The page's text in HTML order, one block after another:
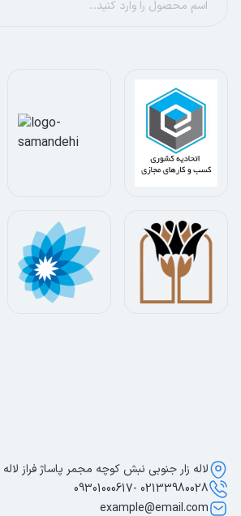
لاله زار جنوبی نبش کوچه مجمر پاساژ فراز لاله
02133980028 -09301000617
example@email.com